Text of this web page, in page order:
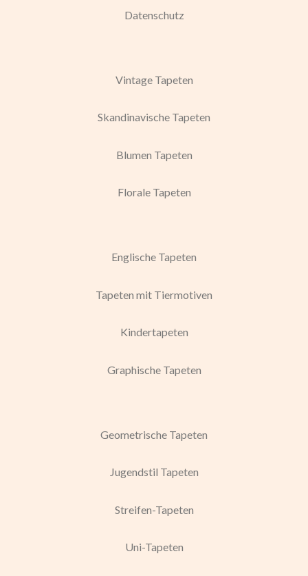
Datenschutz
Vintage Tapeten
Skandinavische Tapeten
Blumen Tapeten
Florale Tapeten
Englische Tapeten
Tapeten mit Tiermotiven
Kindertapeten
Graphische Tapeten
Geometrische Tapeten
Jugendstil Tapeten
Streifen-Tapeten
Uni-Tapeten